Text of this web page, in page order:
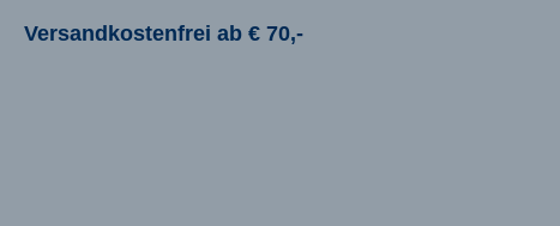
Versandkostenfrei ab € 70,-